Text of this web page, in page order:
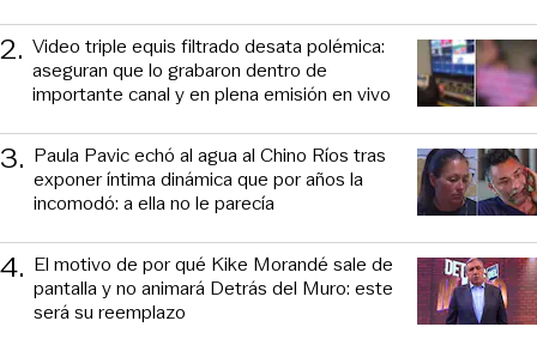
2. Video triple equis filtrado desata polémica:
aseguran que lo grabaron dentro de
importante canal y en plena emisión en vivo
3. Paula Pavic echó al agua al Chino Ríos tras
exponer íntima dinámica que por años la
incomodó: a ella no le parecía
4. El motivo de por qué Kike Morandé sale de
pantalla y no animará Detrás del Muro: este
será su reemplazo